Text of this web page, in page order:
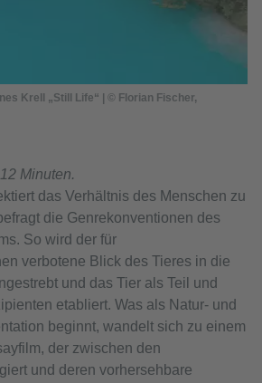
Krell „Still Life“ | © Florian Fischer,
Minuten.
das Verhältnis des Menschen zu
die Genrekonventionen des
So wird der für
verbotene Blick des Tieres in die
und das Tier als Teil und
etabliert. Was als Natur- und
beginnt, wandelt sich zu einem
der zwischen den
und deren vorhersehbare